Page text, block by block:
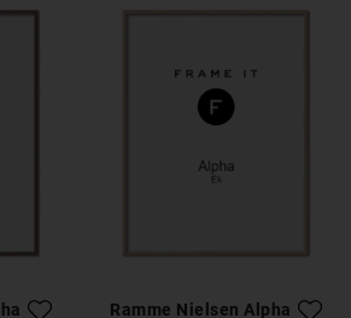
Ramme Nielsen Alpha Eg